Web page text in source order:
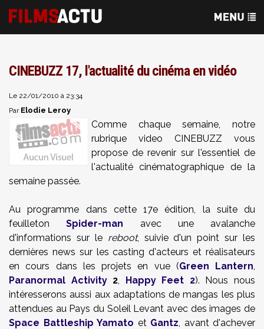
CINEBUZZ 17, l'actualité du cinéma en vidéo
Le 22/01/2010 à 23:34
Par Elodie Leroy
Comme chaque semaine, notre
rubrique video CINEBUZZ vous
propose de revenir sur l'essentiel de
l'actualité cinématographique de la
semaine passée.
Au programme dans cette 17e édition, la suite du
feuilletonSpider-man avec une avalanche
d'informations sur le reboot, suivie d'un point sur les
dernières news sur les casting d'acteurs et réalisateurs
en cours dans les projets en vue (Green Lantern,
Paranormal Activity2, Happy Feet 2). Nous nous
intéresserons aussi aux adaptations de mangas les plus
attendues au Pays du Soleil Levant avec des images de
Space Battleship Yamato et Gantz, avant d'achever